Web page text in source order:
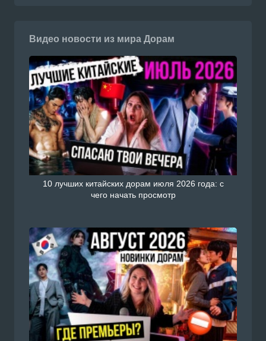
Видео новости из мира Дорам
10 лучших китайских дорам июля 2026 года: с
чего начать просмотр